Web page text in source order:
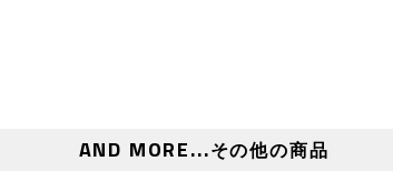
AND MORE...その他の商品